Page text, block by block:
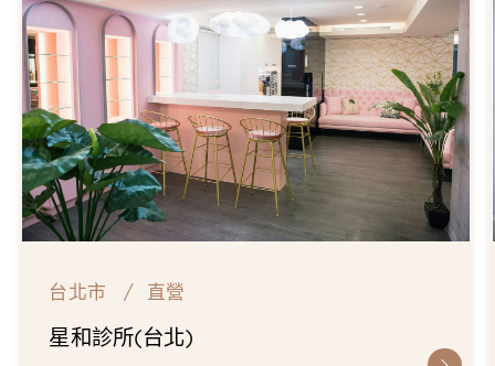
台北市 直營
星和診所(台北)